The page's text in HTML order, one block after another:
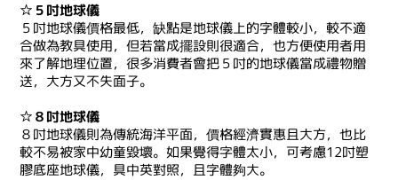
☆５吋地球儀
５吋地球儀價格最低，缺點是地球儀上的字體較小，較不適
合做為教具使用，但若當成擺設則很適合，也方便使用者用
來了解地理位置，很多消費者會把５吋的地球儀當成禮物贈
送，大方又不失面子。
☆８吋地球儀
８吋地球儀則為傳統海洋平面，價格經濟實惠且大方，也比
較不易被家中幼童毀壞。如果覺得字體太小，可考慮12吋塑
膠底座地球儀，具中英對照，且字體夠大。